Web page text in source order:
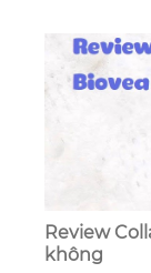
Review
không